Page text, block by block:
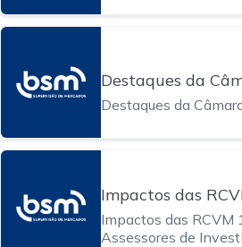
Destaques da
Mercado
Destaques da
Impactos das
Assessores de
Intermediários
Impactos das RCVM
Assessores de